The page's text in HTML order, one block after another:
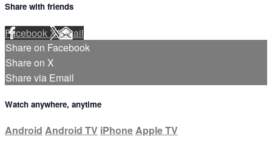
Share with friends
Facebook XEmail
Share on Facebook
Share on X
Share via Email
Watch anywhere, anytime
Android Android TV iPhoneApple TV